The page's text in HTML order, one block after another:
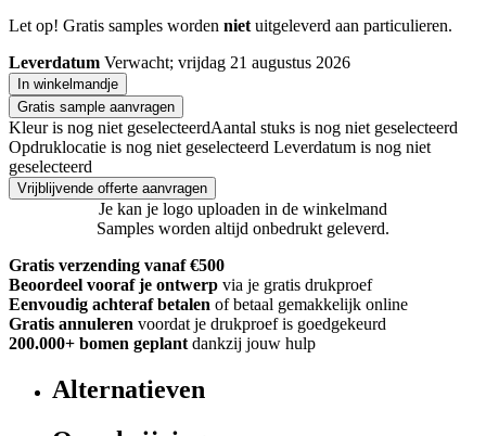
Let op! Gratis samples worden niet uitgeleverd aan particulieren.
Leverdatum Verwacht; vrijdag 21 augustus 2026
In winkelmandje
Gratis sample aanvragen
Kleur is nog niet geselecteerdAantal stuks is nog niet geselecteerd
Opdruklocatie is nog niet geselecteerd Leverdatum is nog niet
geselecteerd
Vrijblijvende offerte aanvragen
Je kan je logo uploaden in de winkelmand
Samples worden altijd onbedrukt geleverd.
Gratis verzending vanaf €500
Beoordeel vooraf je ontwerp via je gratis drukproef
Eenvoudig achteraf betalen of betaal gemakkelijk online
Gratis annuleren voordat je drukproef is goedgekeurd
200.000+ bomen geplant dankzij jouw hulp
Alternatieven